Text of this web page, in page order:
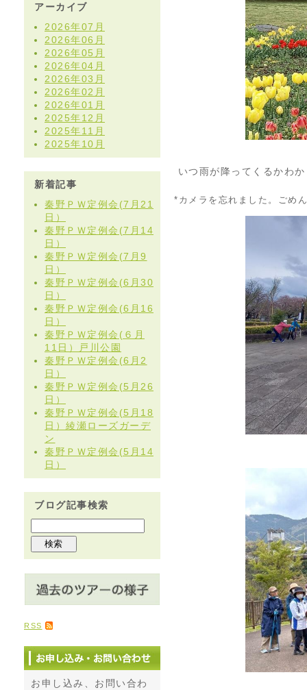
アーカイブ
2026年07月
2026年06月
2026年05月
2026年04月
2026年03月
2026年02月
2026年01月
2025年12月
2025年11月
2025年10月
新着記事
秦野ＰＷ定例会(7月21
日）
秦野ＰＷ定例会(7月14
日）
秦野ＰＷ定例会(7月9
日）
秦野ＰＷ定例会(6月30
日）
秦野ＰＷ定例会(6月16
日）
秦野ＰＷ定例会(６月
11日）戸川公園
秦野ＰＷ定例会(6月2
日）
秦野ＰＷ定例会(5月26
日）
秦野ＰＷ定例会(5月18
日）綾瀬ローズガーデ
ン
秦野ＰＷ定例会(5月14
日）
ブログ記事検索
RSS
お申し込み、お問い合わ
いつ雨が降ってくるかわ
*カメラを忘れました。ごめ